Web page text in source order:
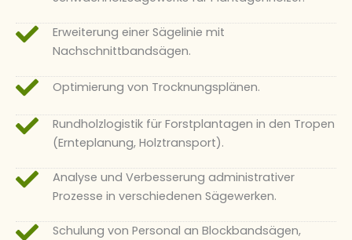
Erweiterung einer Sägelinie mit
Nachschnittbandsägen.
Optimierung von Trocknungsplänen.
Rundholzlogistik für Forstplantagen in den Tropen
(Ernteplanung, Holztransport).
Analyse und Verbesserung administrativer
Prozesse in verschiedenen Sägewerken.
Schulung von Personal an Blockbandsägen,